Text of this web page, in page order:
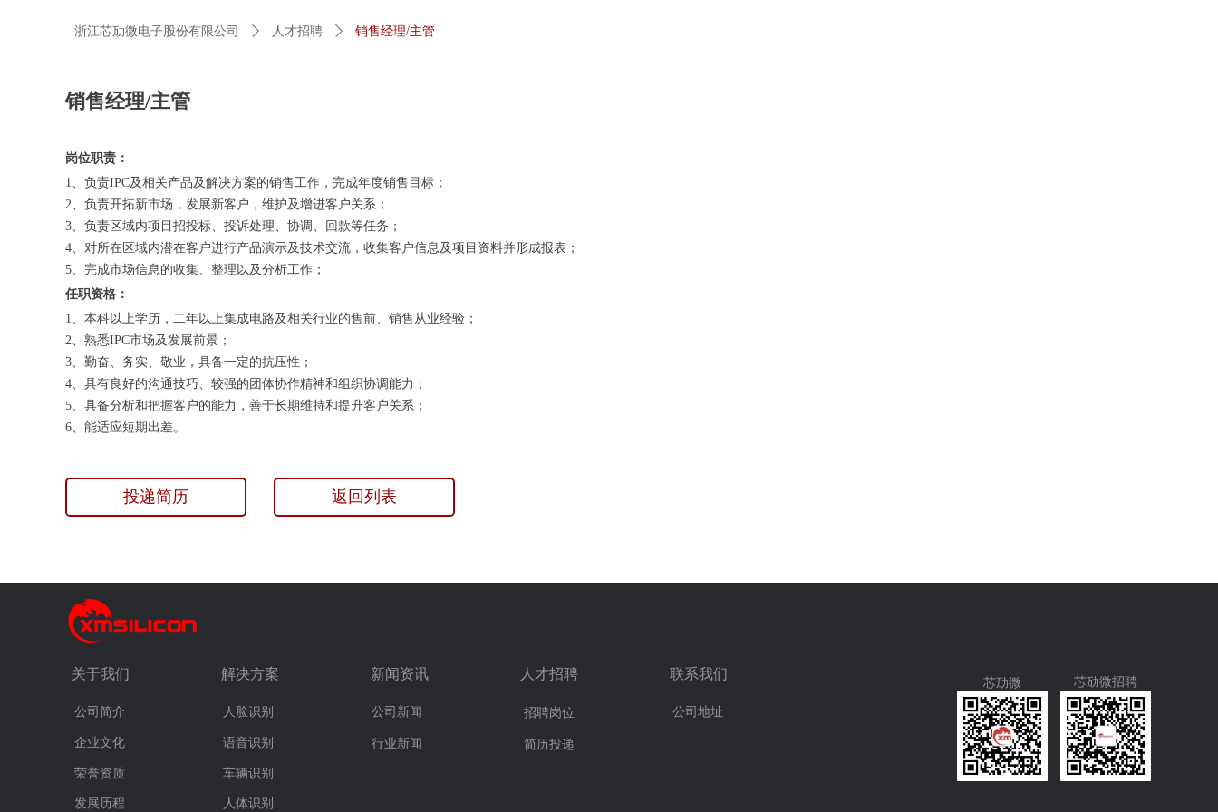
浙江芯劢微电子股份有限公司 ꄲ 人才招聘 ꄲ 销售经理/主管
销售经理/主管
岗位职责：
1、负责IPC及相关产品及解决方案的销售工作，完成年度销售目标；
2、负责开拓新市场，发展新客户，维护及增进客户关系；
3、负责区域内项目招投标、投诉处理、协调、回款等任务；
4、对所在区域内潜在客户进行产品演示及技术交流，收集客户信息及项目资料并形成报表；
5、完成市场信息的收集、整理以及分析工作；
任职资格：
1、本科以上学历，二年以上集成电路及相关行业的售前、销售从业经验；
2、熟悉IPC市场及发展前景；
3、勤奋、务实、敬业，具备一定的抗压性；
4、具有良好的沟通技巧、较强的团体协作精神和组织协调能力；
5、具备分析和把握客户的能力，善于长期维持和提升客户关系；
6、能适应短期出差。
投递简历 返回列表
关于我们 解决方案 新闻资讯 人才招聘 联系我们
公司简介
企业文化
荣誉资质
发展历程
人脸识别
语音识别
车辆识别
人体识别
公司新闻
行业新闻
招聘岗位
简历投递
公司地址
芯劢微 芯劢微招聘